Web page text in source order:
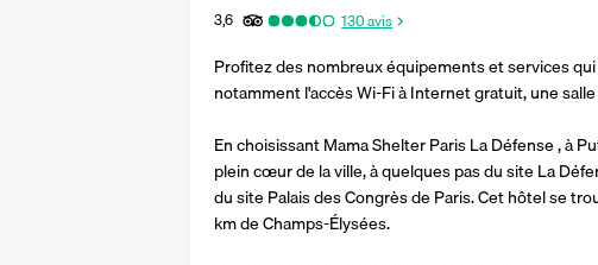
3,6 130avis
Profitez des nombreux équipements et services
notamment l'accès Wi-Fi à Internet gratuit, une
En choisissant Mama Shelter Paris La Défense , à
plein cœur de la ville, à quelques pas du site La
du site Palais des Congrès de Paris. Cet hôtel se
km de Champs-Élysées.